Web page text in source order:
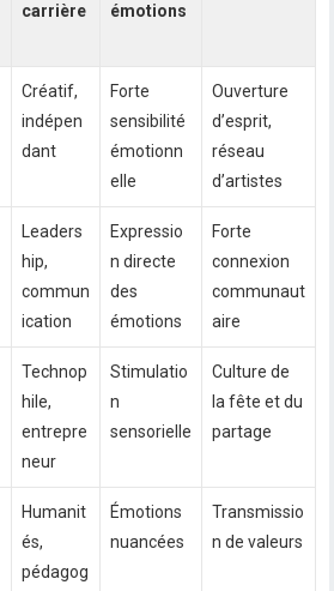
carrière
émotions
Créatif,
indépen
dant
Forte
sensibilité
émotionn
elle
Ouverture
d’esprit,
réseau
d’artistes
Leaders
hip,
commun
ication
Expressio
n directe
des
émotions
Forte
connexion
communaut
aire
Technop
hile,
entrepre
neur
Stimulatio
n
sensorielle
Culture de
la fête et du
partage
Humanit
és,
pédagog
Émotions
nuancées
Transmissio
n de valeurs